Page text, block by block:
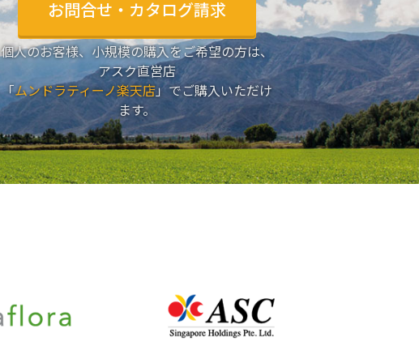
お問合せ・カタログ請求
個人のお客様、小規模の購入をご希望の方は、
アスク直営店
「ムンドラティーノ楽天店」でご購入いただけ
ます。